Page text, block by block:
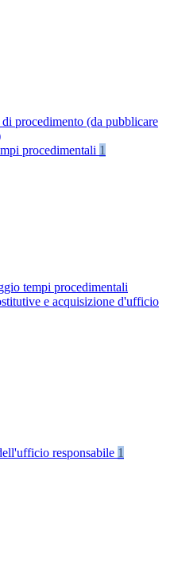
procedimento (da pubblicare
procedimentali 1
tempi procedimentali
e acquisizione d'ufficio
responsabile 1